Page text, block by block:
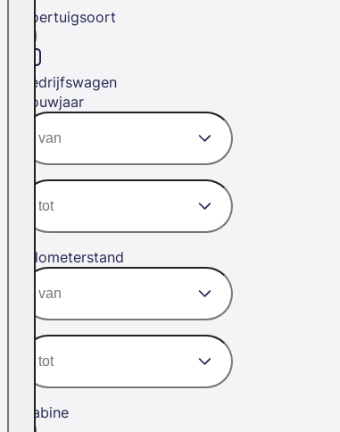
Voertuigsoort
Bedrijfswagen
Bouwjaar
Kilometerstand
Cabine